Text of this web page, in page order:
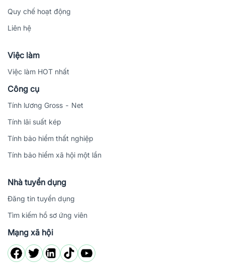
Quy chế hoạt động
Liên hệ
Việc làm
Việc làm HOT nhất
Công cụ
Tính lương Gross - Net
Tính lãi suất kép
Tính bảo hiểm thất nghiệp
Tính bảo hiểm xã hội một lần
Nhà tuyển dụng
Đăng tin tuyển dụng
Tìm kiếm hồ sơ ứng viên
Mạng xã hội